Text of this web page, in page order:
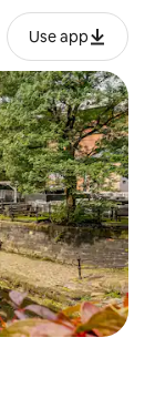
Use app